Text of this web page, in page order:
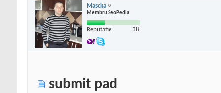
Mascka
Membru SeoPedia
Reputatie: 38
submit pad